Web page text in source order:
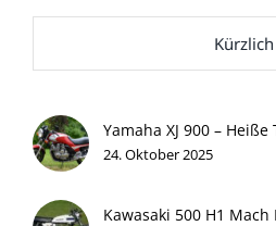
Kürzlich
Yamaha XJ 900 – Heiße
24. Oktober 2025
Kawasaki 500 H1